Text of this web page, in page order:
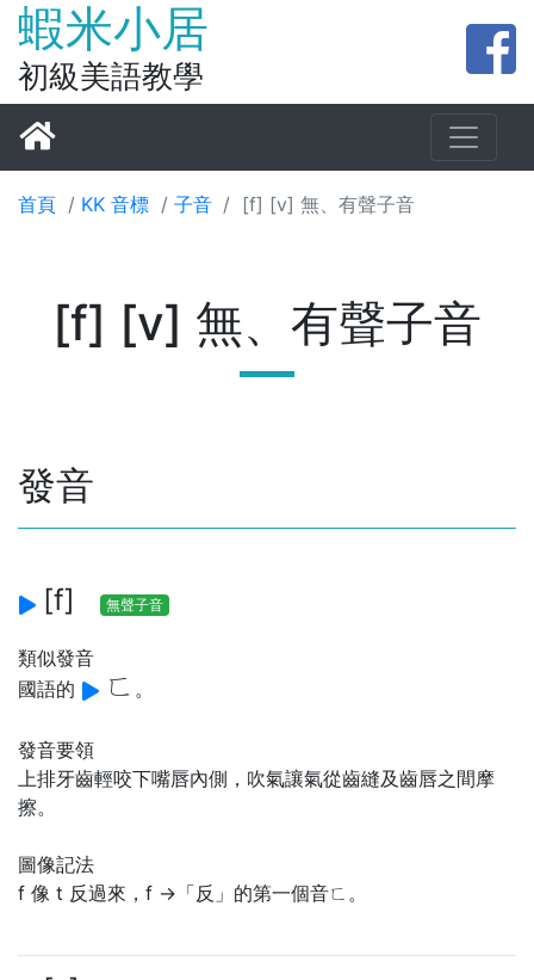
蝦米小居
初級美語教學
首頁 / KK 音標 / 子音 / [f] [v] 無、有聲子音
[f] [v] 無、有聲子音
發音
[f] 無聲子音
類似發音
國語的
ㄈ 。
發音要領
上排牙齒輕咬下嘴唇內側，吹氣讓氣從齒縫及齒唇之間摩
擦。
圖像記法
f 像 t 反過來，f →「反」的第一個音ㄈ。